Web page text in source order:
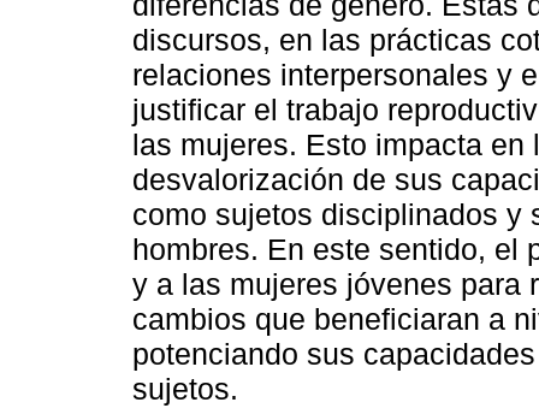
discursos, en las prácticas
relaciones interpersonales y
justificar el trabajo
las mujeres. Esto impacta
desvalorización de sus
como sujetos disciplinados y
hombres. En este sentido, el
y a las mujeres jóvenes para
cambios que beneficiaran a
potenciando sus
sujetos.